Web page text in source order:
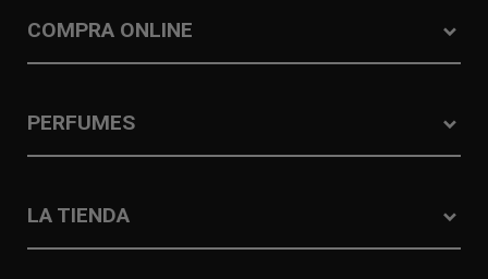
COMPRA ONLINE
PERFUMES
LA TIENDA